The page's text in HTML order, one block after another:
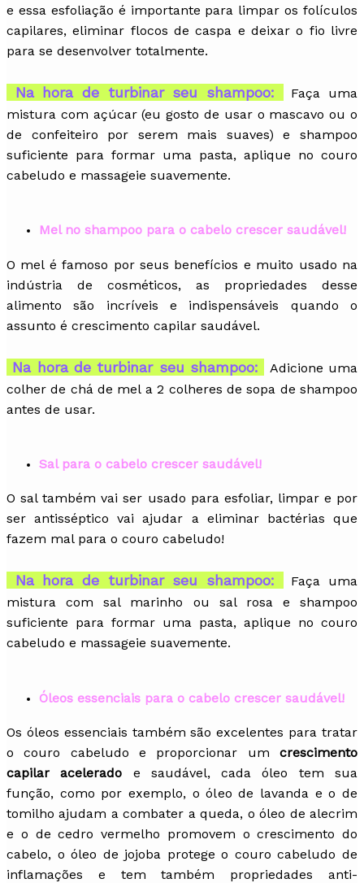
e essa esfoliação é importante para limpar os folículos
capilares, eliminar flocos de caspa e deixar o fio livre
para se desenvolver totalmente.
Na hora de turbinar seu shampoo:
Faça uma
mistura com açúcar (eu gosto de usar o mascavo ou o
de confeiteiro por serem mais suaves) e shampoo
suficiente para formar uma pasta, aplique no couro
cabeludo e massageie suavemente.
Mel no shampoo para o cabelo crescer saudável!
O mel é famoso por seus benefícios e muito usado na
indústria de cosméticos, as propriedades desse
alimento são incríveis e indispensáveis quando o
assunto é crescimento capilar saudável.
Na hora de turbinar seu shampoo:
Adicione uma
colher de chá de mel a 2 colheres de sopa de shampoo
antes de usar.
Sal para o cabelo crescer saudável!
O sal também vai ser usado para esfoliar, limpar e por
ser antisséptico vai ajudar a eliminar bactérias que
fazem mal para o couro cabeludo!
Na hora de turbinar seu shampoo:
Faça uma
mistura com sal marinho ou sal rosa e shampoo
suficiente para formar uma pasta, aplique no couro
cabeludo e massageie suavemente.
Óleos essenciais para o cabelo crescer saudável!
Os óleos essenciais também são excelentes para tratar
o couro cabeludo e proporcionar um crescimento
capilar acelerado e saudável, cada óleo tem sua
função, como por exemplo, o óleo de lavanda e o de
tomilho ajudam a combater a queda, o óleo de alecrim
e o de cedro vermelho promovem o crescimento do
cabelo, o óleo de jojoba protege o couro cabeludo de
inflamações e tem também propriedades anti-